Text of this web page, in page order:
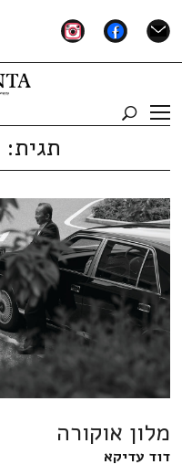
mail
facebook
instagram
תגית:
מלון אוקורה
דוד עדיקא